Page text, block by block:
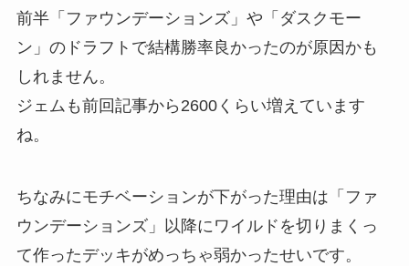
前半「ファウンデーションズ」や「ダスクモー
ン」のドラフトで結構勝率良かったのが原因かも
しれません。
ジェムも前回記事から2600くらい増えています
ね。
ちなみにモチベーションが下がった理由は「ファ
ウンデーションズ」以降にワイルドを切りまくっ
て作ったデッキがめっちゃ弱かったせいです。